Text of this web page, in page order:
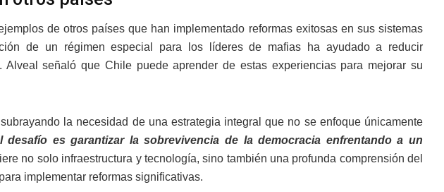
de otros países que han implementado reformas exitosas en sus sistemas
de un régimen especial para los líderes de mafias ha ayudado a reducir
señaló que Chile puede aprender de estas experiencias para mejorar su
la necesidad de una estrategia integral que no se enfoque únicamente
desafío es garantizar la sobrevivencia de la democracia enfrentando a un
no solo infraestructura y tecnología, sino también una profunda comprensión del
implementar reformas significativas.